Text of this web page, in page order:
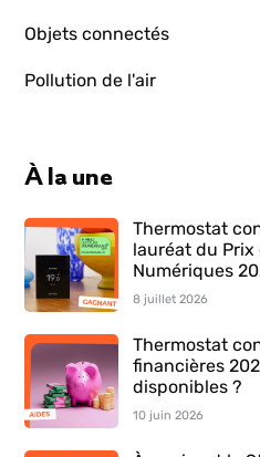
Objets connectés
Pollution de l'air
À la une
Thermostat
lauréat du Prix
Numériques
8 juillet 2026
Thermostat
financières
disponibles ?
10 juin 2026